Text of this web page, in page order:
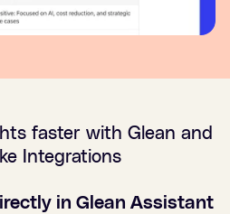
faster with Glean and
Integrations
in Glean Assistant